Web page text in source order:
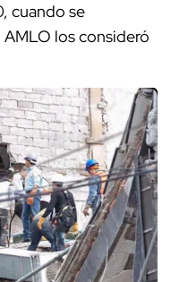
cuando se
los consideró